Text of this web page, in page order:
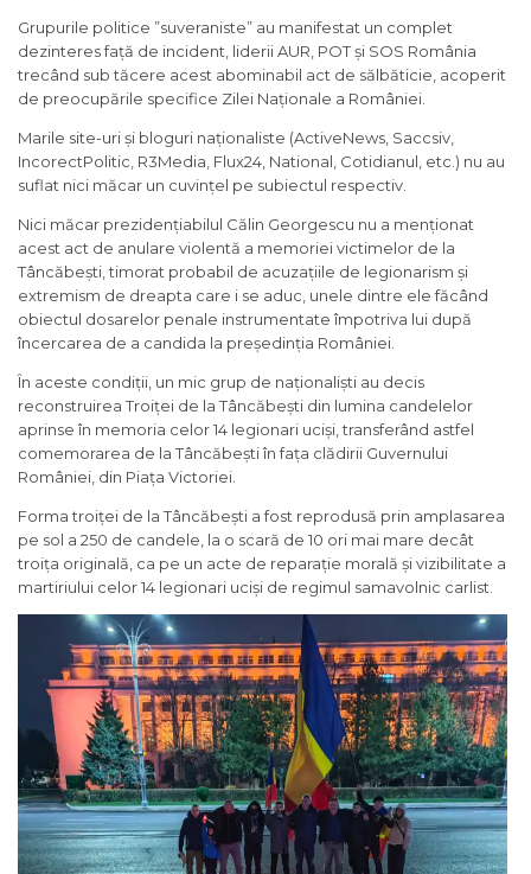
Grupurile politice ”suveraniste” au manifestat un complet
dezinteres față de incident, liderii AUR, POT și SOS România
trecând sub tăcere acest abominabil act de sălbăticie, acoperit
de preocupările specifice Zilei Naționale a României.
Marile site-uri și bloguri naționaliste (ActiveNews, Saccsiv,
IncorectPolitic, R3Media, Flux24, National, Cotidianul, etc.) nu au
suflat nici măcar un cuvințel pe subiectul respectiv.
Nici măcar prezidențiabilul Călin Georgescu nu a menționat
acest act de anulare violentă a memoriei victimelor de la
Tâncăbești, timorat probabil de acuzațiile de legionarism și
extremism de dreapta care i se aduc, unele dintre ele făcând
obiectul dosarelor penale instrumentate împotriva lui după
încercarea de a candida la președinția României.
În aceste condiții, un mic grup de naționaliști au decis
reconstruirea Troiței de la Tâncăbești din lumina candelelor
aprinse în memoria celor 14 legionari uciși, transferând astfel
comemorarea de la Tâncăbești în fața clădirii Guvernului
României, din Piața Victoriei.
Forma troiței de la Tâncăbești a fost reprodusă prin amplasarea
pe sol a 250 de candele, la o scară de 10 ori mai mare decât
troița originală, ca pe un acte de reparație morală și vizibilitate a
martiriului celor 14 legionari uciși de regimul samavolnic carlist.